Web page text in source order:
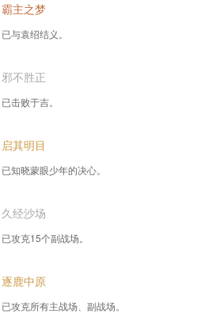
霸主之梦
已与袁绍结义。
邪不胜正
已击败于吉。
启其明目
已知晓蒙眼少年的决心。
久经沙场
已攻克15个副战场。
逐鹿中原
已攻克所有主战场、副战场。